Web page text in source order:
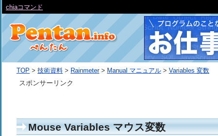
TOP > 技術資料 > Rainmeter> Manual マニュアル > Variables 変数
Mouse Variables マウス変数
スポンサーリンク
chiaコマンド